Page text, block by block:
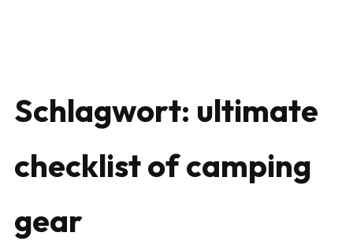
Schlagwort: ultimate
checklist of camping
gear